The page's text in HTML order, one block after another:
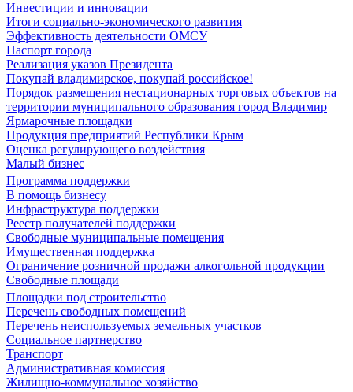
Инвестиции и инновации
Итоги социально-экономического развития
Эффективность деятельности ОМСУ
Паспорт города
Реализация указов Президента
Покупай владимирское, покупай российское!
Порядок размещения нестационарных торговых объектов на
территории муниципального образования город Владимир
Ярмарочные площадки
Продукция предприятий Республики Крым
Оценка регулирующего воздействия
Малый бизнес
Программа поддержки
В помощь бизнесу
Инфраструктура поддержки
Реестр получателей поддержки
Свободные муниципальные помещения
Имущественная поддержка
Ограничение розничной продажи алкогольной продукции
Свободные площади
Площадки под строительство
Перечень свободных помещений
Перечень неиспользуемых земельных участков
Социальное партнерство
Транспорт
Административная комиссия
Жилищно-коммунальное хозяйство